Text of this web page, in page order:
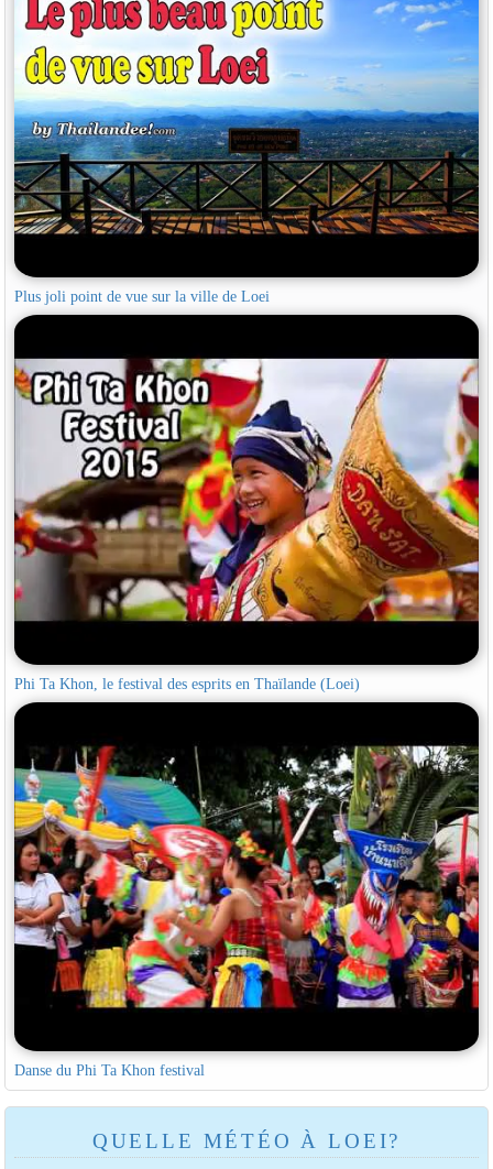
Plus joli point de vue sur la ville de Loei
Phi Ta Khon, le festival des esprits en Thaïlande (Loei)
Danse du Phi Ta Khon festival
QUELLE MÉTÉO À LOEI?